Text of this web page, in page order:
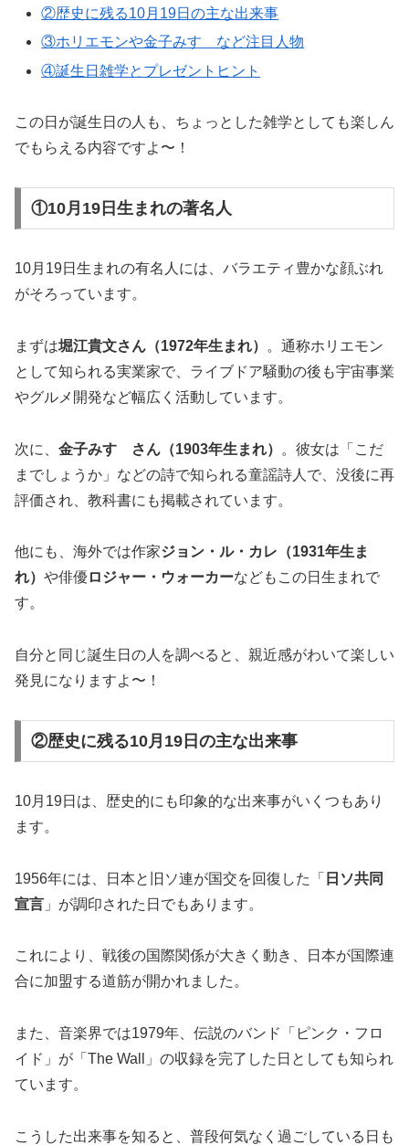
②歴史に残る10月19日の主な出来事
③ホリエモンや金子みすゞなど注目人物
④誕生日雑学とプレゼントヒント
この日が誕生日の人も、ちょっとした雑学としても楽しん
でもらえる内容ですよ〜！
①10月19日生まれの著名人
10月19日生まれの有名人には、バラエティ豊かな顔ぶれ
がそろっています。
まずは堀江貴文さん（1972年生まれ）
。通称ホリエモン
として知られる実業家で、ライブドア騒動の後も宇宙事業
やグルメ開発など幅広く活動しています。
次に、 金子みすゞさん（1903年生まれ）
。彼女は「こだ
までしょうか」などの詩で知られる童謡詩人で、没後に再
評価され、教科書にも掲載されています。
他にも、海外では作家ジョン・ル・カレ（1931年生ま
れ） や俳優ロジャー・ウォーカーなどもこの日生まれで
す。
自分と同じ誕生日の人を調べると、親近感がわいて楽しい
発見になりますよ〜！
②歴史に残る10月19日の主な出来事
10月19日は、歴史的にも印象的な出来事がいくつもあり
ます。
1956年には、日本と旧ソ連が国交を回復した「 日ソ共同
宣言 」が調印された日でもあります。
これにより、戦後の国際関係が大きく動き、日本が国際連
合に加盟する道筋が開かれました。
また、音楽界では1979年、伝説のバンド「ピンク・フロ
イド」が「The Wall」の収録を完了した日としても知られ
ています。
こうした出来事を知ると、普段何気なく過ごしている日も